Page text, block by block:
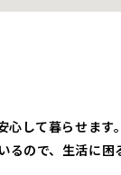
して暮らせます
ので、生活に困